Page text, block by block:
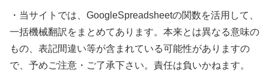
・当サイトでは、GoogleSpreadsheetの関数を活用して、
一括機械翻訳をまとめてあります。本来とは異なる意味の
もの、表記間違い等が含まれている可能性がありますの
で、予めご注意・ご了承下さい。責任は負いかねます。